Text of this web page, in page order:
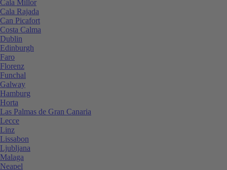
Cala Millor
Cala Rajada
Can Picafort
Costa Calma
Dublin
Edinburgh
Faro
Florenz
Funchal
Galway
Hamburg
Horta
Las Palmas de Gran Canaria
Lecce
Linz
Lissabon
Ljubljana
Malaga
Neapel